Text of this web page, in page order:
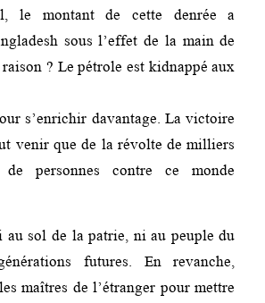
le montant de cette denrée a
sous l’effet de la main de
? Le pétrole est kidnappé aux
s’enrichir davantage. La victoire
venir que de la révolte de milliers
personnes contre ce monde
au sol de la patrie, ni au peuple du
futures. En revanche,
maîtres de l’étranger pour mettre